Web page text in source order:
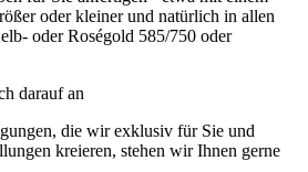
oder kleiner und natürlich in allen
oder Roségold 585/750 oder
darauf an
die wir exklusiv für Sie und
kreieren, stehen wir Ihnen gerne